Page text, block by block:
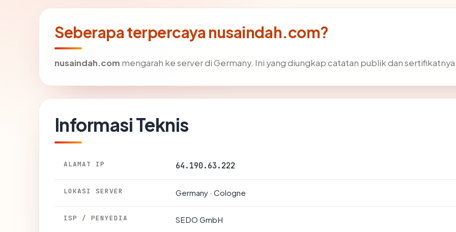
Seberapa terpercaya nusaindah.com?
nusaindah.com mengarah ke server di Germany. Ini yang diungkap catatan publik dan
Informasi Teknis
ALAMAT IP 64.190.63.222
LOKASI SERVER Germany · Cologne
ISP / PENYEDIA SEDO GmbH